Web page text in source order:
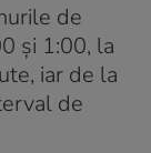
de
și 1:00, la
iar de la
de